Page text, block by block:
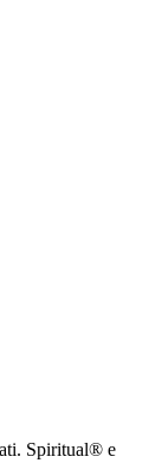
Spiritual® e